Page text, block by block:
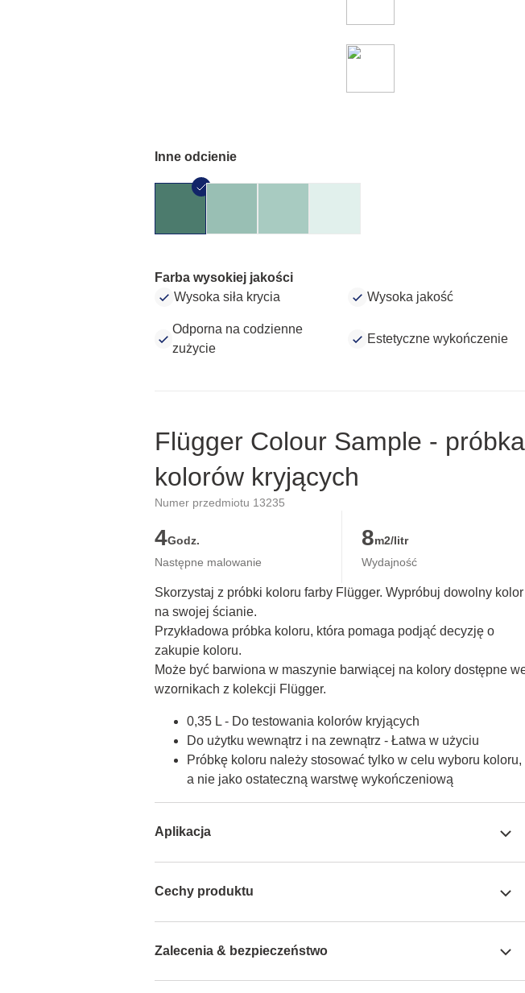
Inne odcienie
Farba wysokiej jakości
Wysoka siła krycia
Wysoka jakość
Odporna na codzienne
zużycie
Estetyczne wykończenie
Flügger Colour Sample - próbka
kolorów kryjących
Numer przedmiotu 13235
4Godz.
Następne malowanie
8m2/litr
Wydajność
Skorzystaj z próbki koloru farby Flügger. Wypróbuj dowolny kolor
na swojej ścianie.
Przykładowa próbka koloru, która pomaga podjąć decyzję o
zakupie koloru.
Może być barwiona w maszynie barwiącej na kolory dostępne
wzornikach z kolekcji Flügger.
0,35 L - Do testowania kolorów kryjących
Do użytku wewnątrz i na zewnątrz - Łatwa w użyciu
Próbkę koloru należy stosować tylko w celu wyboru koloru,
a nie jako ostateczną warstwę wykończeniową
Aplikacja
Cechy produktu
Zalecenia & bezpieczeństwo